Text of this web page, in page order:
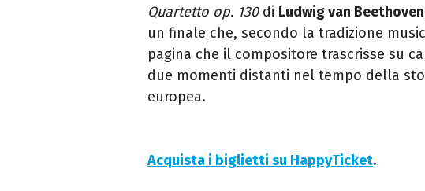
Quartetto op. 130di Ludwig van Beethoven
un finale che, secondo la tradizione
pagina che il compositore trascrisse su
due momenti distanti nel tempo della
europea.
Acquista i biglietti su HappyTicket.